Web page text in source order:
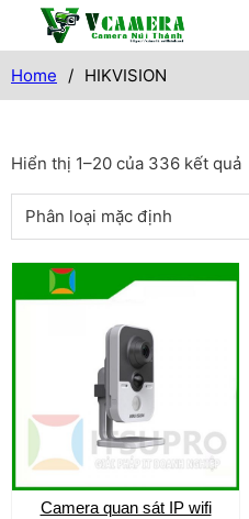
Home / HIKVISION
Hiển thị 1–20 của 336 kết quả
Camera quan sát IP wifi